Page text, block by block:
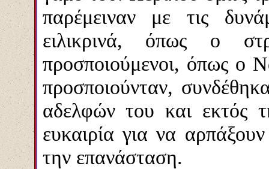
παρέμειναν με τις
ειλικρινά, όπως ο
προσποιούμενοι, όπως ο
προσποιούνταν,
αδελφών του και εκτός
ευκαιρία για να
την επανάσταση.